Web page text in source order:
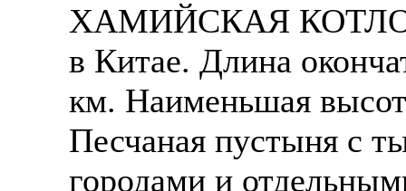
ХАМИЙСКАЯ
в Китае. Длина
км. Наименьшая
Песчаная пустыня с
городами и